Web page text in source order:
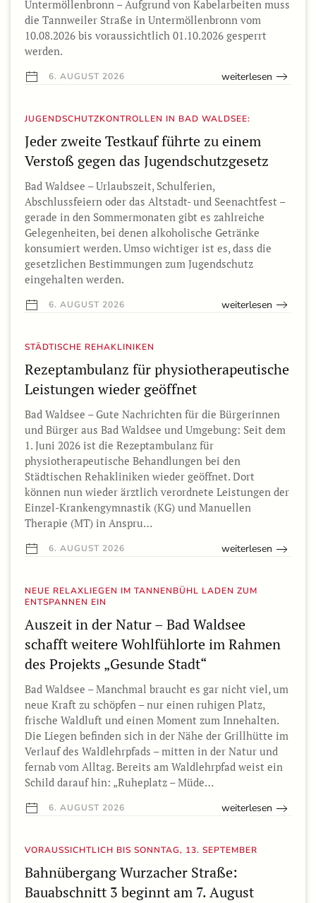
Untermöllenbronn – Aufgrund von Kabelarbeiten muss
die Tannweiler Straße in Untermöllenbronn vom
10.08.2026 bis voraussichtlich 01.10.2026 gesperrt
werden.
6. AUGUST 2026 weiterlesen
JUGENDSCHUTZKONTROLLEN IN BAD WALDSEE:
Jeder zweite Testkauf führte zu einem
Verstoß gegen das Jugendschutzgesetz
Bad Waldsee – Urlaubszeit, Schulferien,
Abschlussfeiern oder das Altstadt- und Seenachtfest –
gerade in den Sommermonaten gibt es zahlreiche
Gelegenheiten, bei denen alkoholische Getränke
konsumiert werden. Umso wichtiger ist es, dass die
gesetzlichen Bestimmungen zum Jugendschutz
eingehalten werden.
6. AUGUST 2026 weiterlesen
STÄDTISCHE REHAKLINIKEN
Rezeptambulanz für physiotherapeutische
Leistungen wieder geöffnet
Bad Waldsee – Gute Nachrichten für die Bürgerinnen
und Bürger aus Bad Waldsee und Umgebung: Seit dem
1. Juni 2026 ist die Rezeptambulanz für
physiotherapeutische Behandlungen bei den
Städtischen Rehakliniken wieder geöffnet. Dort
können nun wieder ärztlich verordnete Leistungen der
Einzel-Krankengymnastik (KG) und Manuellen
Therapie (MT) in Anspru…
6. AUGUST 2026 weiterlesen
NEUE RELAXLIEGEN IM TANNENBÜHL LADEN ZUM
ENTSPANNEN EIN
Auszeit in der Natur – Bad Waldsee
schafft weitere Wohlfühlorte im Rahmen
des Projekts „Gesunde Stadt“
Bad Waldsee – Manchmal braucht es gar nicht viel, um
neue Kraft zu schöpfen – nur einen ruhigen Platz,
frische Waldluft und einen Moment zum Innehalten.
Die Liegen befinden sich in der Nähe der Grillhütte im
Verlauf des Waldlehrpfads – mitten in der Natur und
fernab vom Alltag. Bereits am Waldlehrpfad weist ein
Schild darauf hin: „Ruheplatz – Müde…
6. AUGUST 2026 weiterlesen
VORAUSSICHTLICH BIS SONNTAG, 13. SEPTEMBER
Bahnübergang Wurzacher Straße:
Bauabschnitt 3 beginnt am 7. August